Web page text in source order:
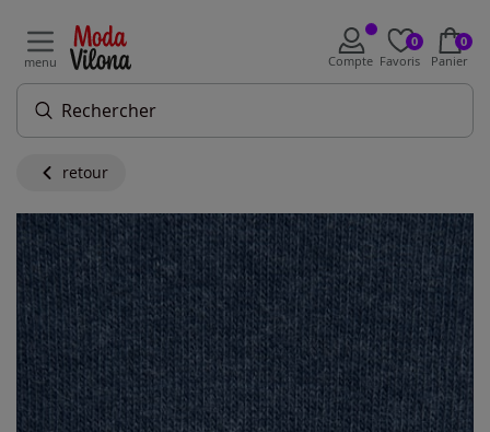
menu Compte
0
Favoris
0
Panier
retour